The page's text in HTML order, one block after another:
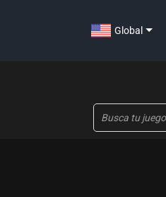
Global
Búsqueda
de
productos